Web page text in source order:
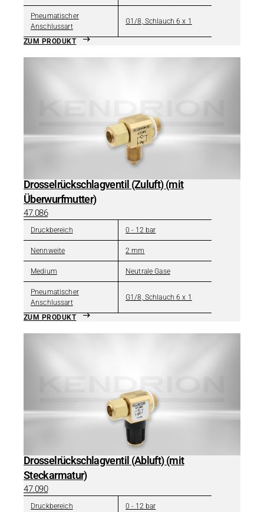
Pneumatischer
Anschlussart
G1/8, Schlauch 6 x 1
ZUM PRODUKT
Drosselrückschlagventil (Zuluft) (mit
Überwurfmutter)
47.086
Druckbereich 0 - 12 bar
Nennweite 2 mm
Medium Neutrale Gase
Pneumatischer
Anschlussart
G1/8, Schlauch 6 x 1
ZUM PRODUKT
Drosselrückschlagventil (Abluft) (mit
Steckarmatur)
47.090
Druckbereich 0 - 12 bar